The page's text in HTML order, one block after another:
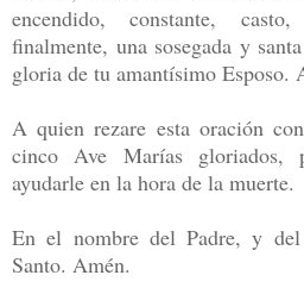
encendido, constante,
finalmente, una sosegada y
gloria de tu amantísimo Esposo.
A quien rezare esta oración
cinco Ave Marías
ayudarle en la hora de la muerte.
En el nombre del Padre, y
Santo. Amén.